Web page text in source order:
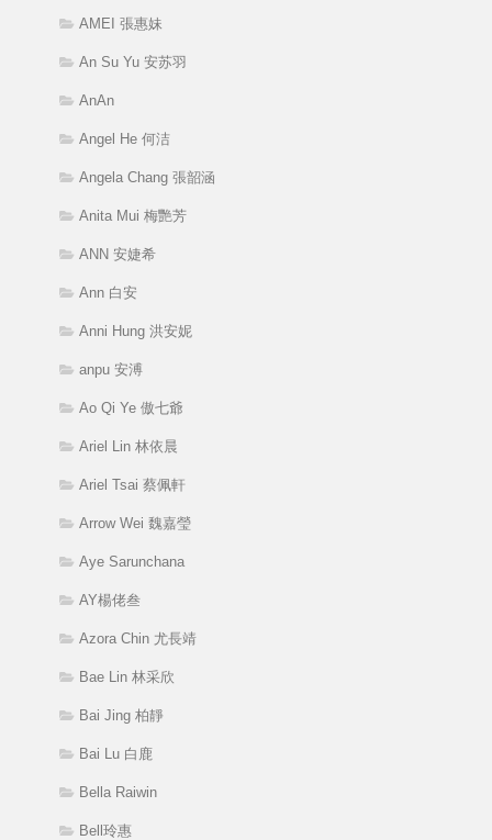
AMEI 張惠妹
An Su Yu 安苏羽
AnAn
Angel He 何洁
Angela Chang 張韶涵
Anita Mui 梅艷芳
ANN 安婕希
Ann 白安
Anni Hung 洪安妮
anpu 安溥
Ao Qi Ye 傲七爺
Ariel Lin 林依晨
Ariel Tsai 蔡佩軒
Arrow Wei 魏嘉瑩
Aye Sarunchana
AY楊佬叁
Azora Chin 尤長靖
Bae Lin 林采欣
Bai Jing 柏靜
Bai Lu 白鹿
Bella Raiwin
Bell玲惠